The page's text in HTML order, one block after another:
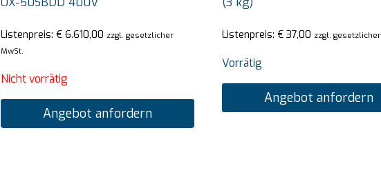
Listenpreis: €6.610,00 zzgl. gesetzlicher
MwSt.
Nicht vorrätig
Angebot anfordern
Listenpreis: € 37,00 zzgl.
Vorrätig
Angebot anfordern